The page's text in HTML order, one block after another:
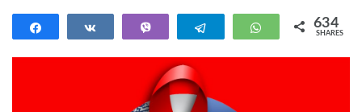
Telegram WhatsApp
634
SHARES